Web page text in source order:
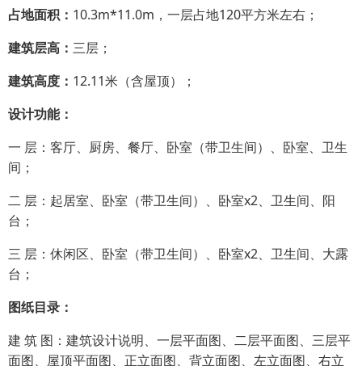
占地面积： 10.3m*11.0m，一层占地120平方米左右；
建筑层高： 三层；
建筑高度： 12.11米（含屋顶）；
设计功能：
一 层：客厅、厨房、餐厅、卧室（带卫生间）、卧室、卫生
间；
二 层：起居室、卧室（带卫生间）、卧室x2、卫生间、阳
台；
三 层：休闲区、卧室（带卫生间）、卧室x2、卫生间、大露
台；
图纸目录：
建 筑 图：建筑设计说明、一层平面图、二层平面图、三层平
面图、屋顶平面图、正立面图、背立面图、左立面图、右立